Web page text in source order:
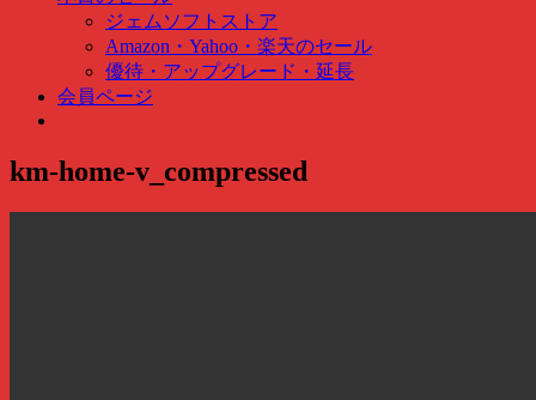
検
索
…
ジェムソフトストア
Amazon・Yahoo・楽天のセール
優待・アップグレード・延長
会員ページ
km-home-v_compressed